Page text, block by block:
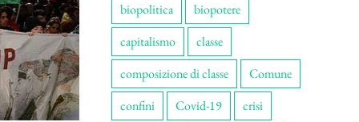
biopolitica
biopotere
capitalismo
classe
composizione di classe
Comune
confini
Covid-19
crisi